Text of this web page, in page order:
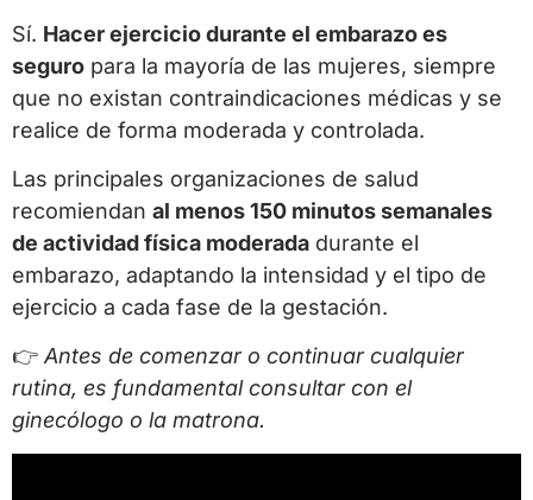
Sí. Hacer ejercicio durante el embarazo es
seguro para la mayoría de las mujeres, siempre
que no existan contraindicaciones médicas y se
realice de forma moderada y controlada.
Las principales organizaciones de salud
recomiendan al menos 150 minutos semanales
de actividad física moderada durante el
embarazo, adaptando la intensidad y el tipo de
ejercicio a cada fase de la gestación.
👉Antes de comenzar o continuar cualquier
rutina, es fundamental consultar con el
ginecólogo o la matrona.